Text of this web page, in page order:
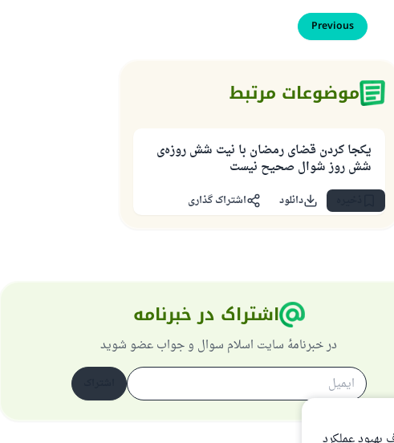
Previous
موضوعات مرتبط
یکجا کردن قضای رمضان با نیت شش روزه‌ی
شش روز شوال صحیح نیست
دانلود اشتراک گذاری
اشتراک در خبرنامه
در خبرنامهٔ سایت اسلام سوال و جواب عضو شوید